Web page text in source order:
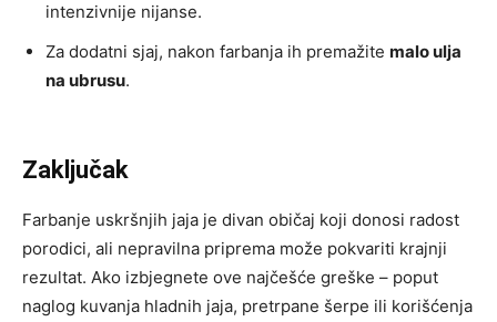
intenzivnije nijanse.
Za dodatni sjaj, nakon farbanja ih premažite malo ulja
na ubrusu.
Zaključak
Farbanje uskršnjih jaja je divan običaj koji donosi radost
porodici, ali nepravilna priprema može pokvariti krajnji
rezultat. Ako izbjegnete ove najčešće greške – poput
naglog kuvanja hladnih jaja, pretrpane šerpe ili korišćenja